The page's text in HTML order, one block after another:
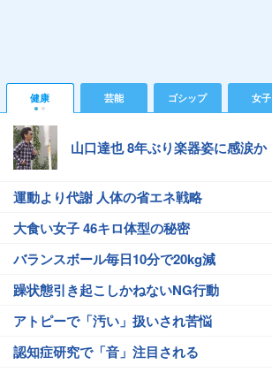
健康 芸能 ゴシップ 女子
山口達也 8年ぶり楽器姿に感涙か
運動より代謝 人体の省エネ戦略
大食い女子 46キロ体型の秘密
バランスボール毎日10分で20kg減
躁状態引き起こしかねないNG行動
アトピーで「汚い」扱いされ苦悩
認知症研究で「音」注目される